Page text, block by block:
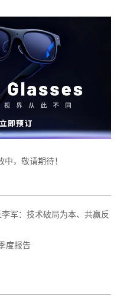
，敬请期待！
军：技术破局为本、共赢反
度报告